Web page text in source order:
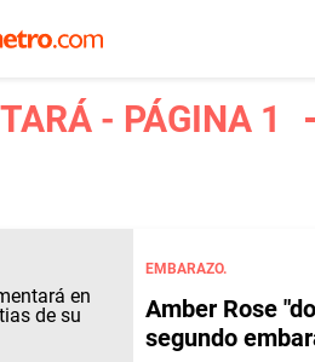
- PÁGINA 1
EMBARAZO.
Amber Rose
segundo